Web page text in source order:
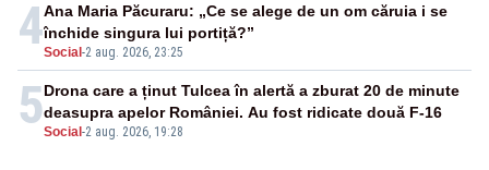
4Social -2 aug. 2026, 23:25
Ana Maria Păcuraru: „Ce se alege de un om căruia i se
închide singura lui portiță?”
5Social -2 aug. 2026, 19:28
Drona care a ținut Tulcea în alertă a zburat 20 de minute
deasupra apelor României. Au fost ridicate două F-16